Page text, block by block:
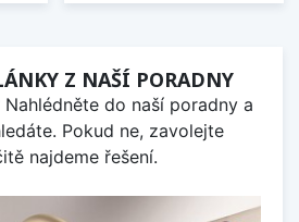
Z NAŠÍ PORADNY
do naší poradny a
Pokud ne, zavolejte
najdeme řešení.